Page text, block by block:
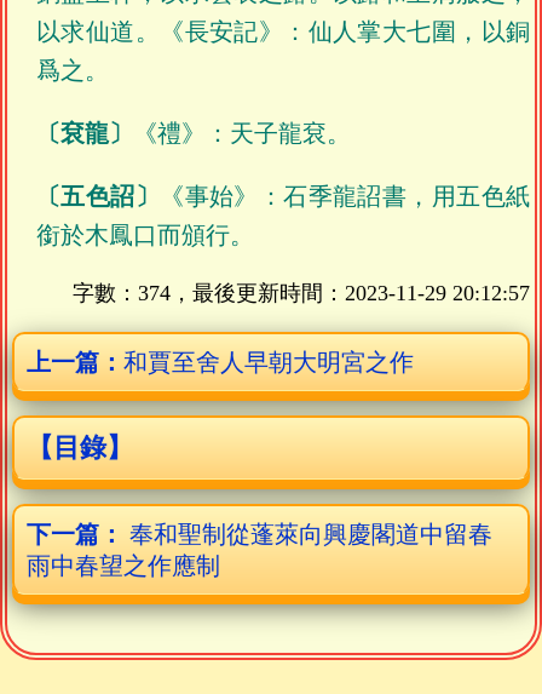
以求仙道。《長安記》：仙人掌大七圍，以銅
爲之。
〔袞龍〕 《禮》：天子龍袞。
〔五色詔〕
《事始》：石季龍詔書，用五色紙
銜於木鳳口而頒行。
字數：374，最後更新時間： 2023-11-29 20:12:57
上一篇： 和賈至舍人早朝大明宮之作
【目錄】
下一篇： 奉和聖制從蓬萊向興慶閣道中留春
雨中春望之作應制